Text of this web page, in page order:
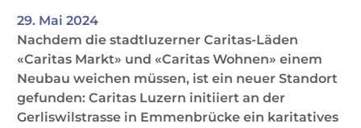
29. Mai 2024
Nachdem die stadtluzerner Caritas-Läden
«Caritas Markt» und «Caritas Wohnen» einem
Neubau weichen müssen, ist ein neuer Standort
gefunden: Caritas Luzern initiiert an der
Gerliswilstrasse in Emmenbrücke ein karitatives